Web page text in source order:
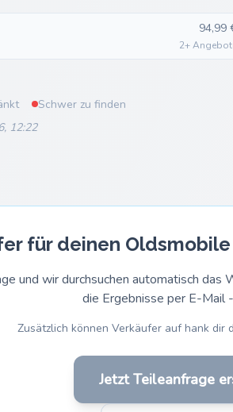
94,99
2+
Schwer zu finden
12:22
für deinen
und wir durchsuchen automatisch
die Ergebnisse per E-Mail
Zusätzlich können Verkäufer auf hank dir
Jetzt Teileanfrage